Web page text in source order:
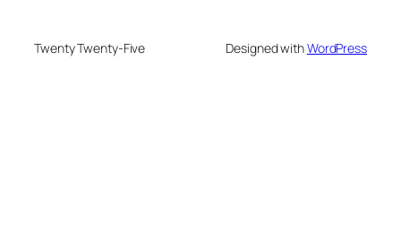
Twenty Twenty-Five Designed withWordPress